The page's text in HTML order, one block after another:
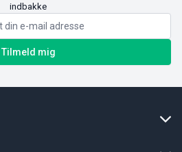
indbakke
Tilmeld mig